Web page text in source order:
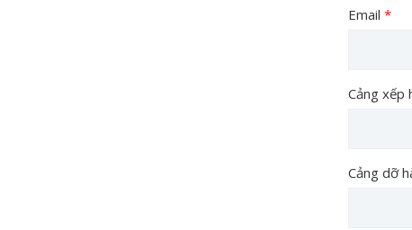
Email *
Cảng xếp
Cảng dỡ